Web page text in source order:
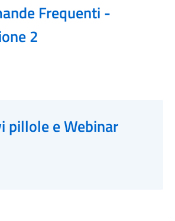
Frequenti -
2
pillole e Webinar